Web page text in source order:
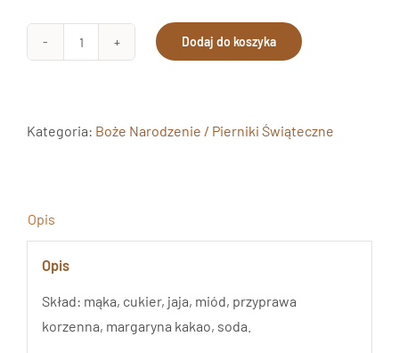
ilość
Dzwonek
Dodaj do koszyka
Kategoria: Boże Narodzenie / Pierniki Świąteczne
Opis
Opis
Skład: mąka, cukier, jaja, miód, przyprawa
korzenna, margaryna kakao, soda.